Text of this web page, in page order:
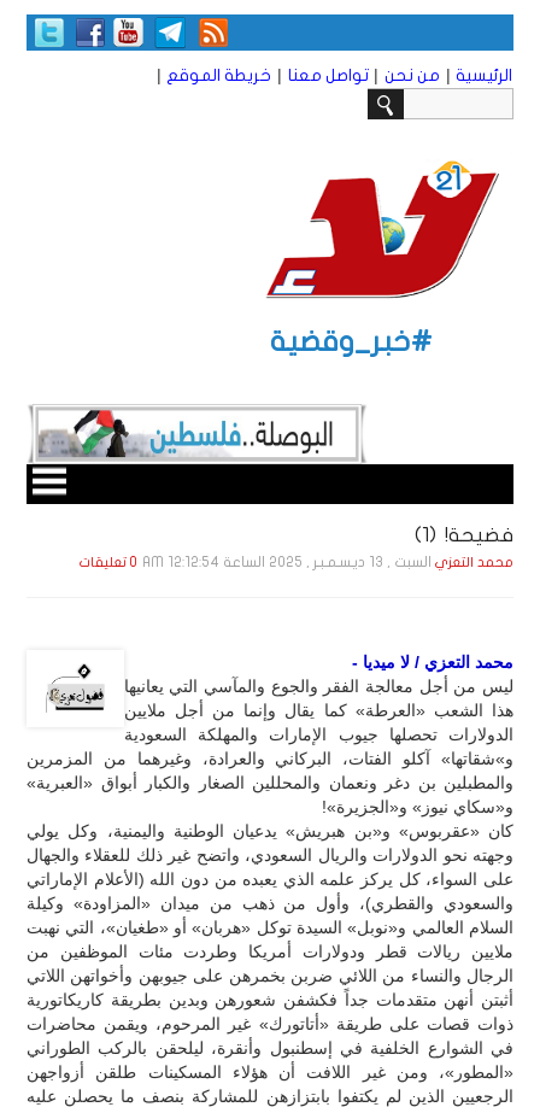
الرئيسية | من نحن | تواصل معنا | خريطة الموقع |
#خبر_وقضية
فضيحة! (1)
محمد التعزي السبت , 13 ديـسـمـبـر , 2025 الساعة 12:12:54 AM 0 تعليقات
محمد التعزي / لا ميديا -
ليس من أجل معالجة الفقر والجوع والمآسي التي يعانيها
هذا الشعب «العرطة» كما يقال وإنما من أجل ملايين
الدولارات تحصلها جيوب الإمارات والمهلكة السعودية
و»شقاتها» آكلو الفتات، البركاني والعرادة، وغيرهما من المزمرين
والمطبلين بن دغر ونعمان والمحللين الصغار والكبار أبواق «العبرية»
و«سكاي نيوز» و«الجزيرة»!
كان «عقربوس» و«بن هبريش» يدعيان الوطنية واليمنية، وكل يولي
وجهته نحو الدولارات والريال السعودي، واتضح غير ذلك للعقلاء والجهال
على السواء، كل يركز علمه الذي يعبده من دون الله (الأعلام الإماراتي
والسعودي والقطري)، وأول من ذهب من ميدان «المزاودة» وكيلة
السلام العالمي و«نوبل» السيدة توكل «هربان» أو «طغيان»، التي نهبت
ملايين ريالات قطر ودولارات أمريكا وطردت مئات الموظفين من
الرجال والنساء من اللائي ضربن بخمرهن على جيوبهن وأخواتهن اللاتي
أثبتن أنهن متقدمات جداً فكشفن شعورهن وبدين بطريقة كاريكاتورية
ذوات قصات على طريقة «أتاتورك» غير المرحوم، ويقمن محاضرات
في الشوارع الخلفية في إسطنبول وأنقرة، ليلحقن بالركب الطوراني
«المطور»، ومن غير اللافت أن هؤلاء المسكينات طلقن أزواجهن
الرجعيين الذين لم يكتفوا بابتزازهن للمشاركة بنصف ما يحصلن عليه